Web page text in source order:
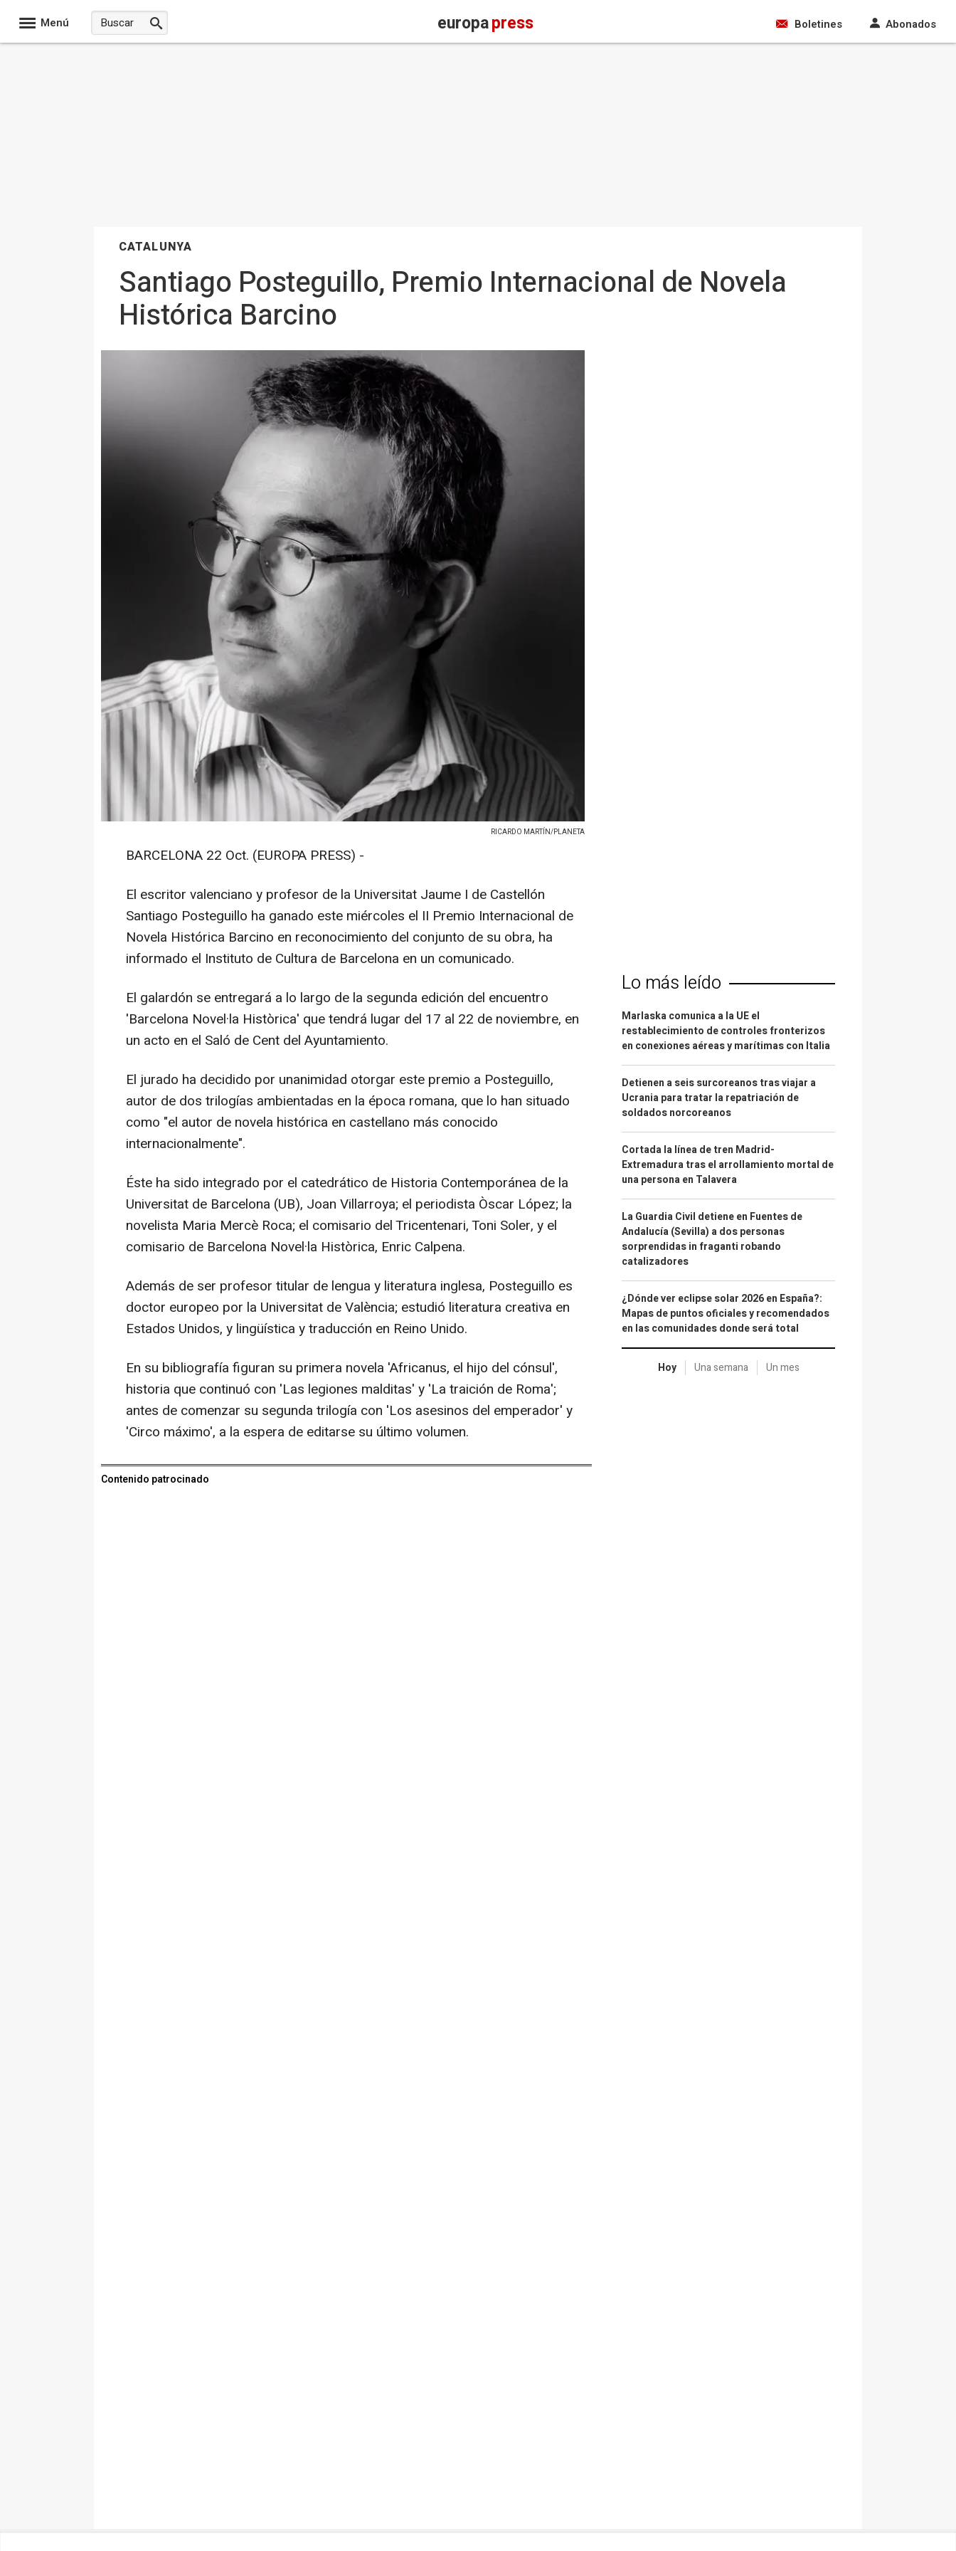
Menú europapress Boletines Abonados
CATALUNYA
Santiago Posteguillo, Premio Internacional de Novela
Histórica Barcino
RICARDO MARTÍN/PLANETA
BARCELONA 22 Oct. (EUROPA PRESS) -
El escritor valenciano y profesor de la Universitat Jaume I de Castellón
Santiago Posteguillo ha ganado este miércoles el II Premio Internacional de
Novela Histórica Barcino en reconocimiento del conjunto de su obra, ha
informado el Instituto de Cultura de Barcelona en un comunicado.
El galardón se entregará a lo largo de la segunda edición del encuentro
'Barcelona Novel·la Històrica' que tendrá lugar del 17 al 22 de noviembre, en
un acto en el Saló de Cent del Ayuntamiento.
El jurado ha decidido por unanimidad otorgar este premio a Posteguillo,
autor de dos trilogías ambientadas en la época romana, que lo han situado
como "el autor de novela histórica en castellano más conocido
internacionalmente".
Éste ha sido integrado por el catedrático de Historia Contemporánea de la
Universitat de Barcelona (UB), Joan Villarroya; el periodista Òscar López; la
novelista Maria Mercè Roca; el comisario del Tricentenari, Toni Soler, y el
comisario de Barcelona Novel·la Històrica, Enric Calpena.
Además de ser profesor titular de lengua y literatura inglesa, Posteguillo es
doctor europeo por la Universitat de València; estudió literatura creativa en
Estados Unidos, y lingüística y traducción en Reino Unido.
En su bibliografía figuran su primera novela 'Africanus, el hijo del cónsul',
historia que continuó con 'Las legiones malditas' y 'La traición de Roma';
antes de comenzar su segunda trilogía con 'Los asesinos del emperador' y
'Circo máximo', a la espera de editarse su último volumen.
Contenido patrocinado
Lo más leído
Marlaska comunica a la UE el
restablecimiento de controles fronterizos
en conexiones aéreas y marítimas con Italia
Detienen a seis surcoreanos tras viajar a
Ucrania para tratar la repatriación de
soldados norcoreanos
Cortada la línea de tren Madrid-
Extremadura tras el arrollamiento mortal de
una persona en Talavera
La Guardia Civil detiene en Fuentes de
Andalucía (Sevilla) a dos personas
sorprendidas in fraganti robando
catalizadores
¿Dónde ver eclipse solar 2026 en España?:
Mapas de puntos oficiales y recomendados
en las comunidades donde será total
Hoy Una semana Un mes